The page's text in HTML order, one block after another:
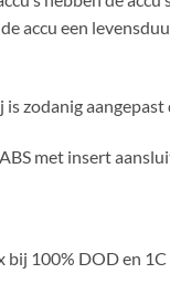
accu een
zodanig aangepast
met insert
bij 100% DOD en 1C